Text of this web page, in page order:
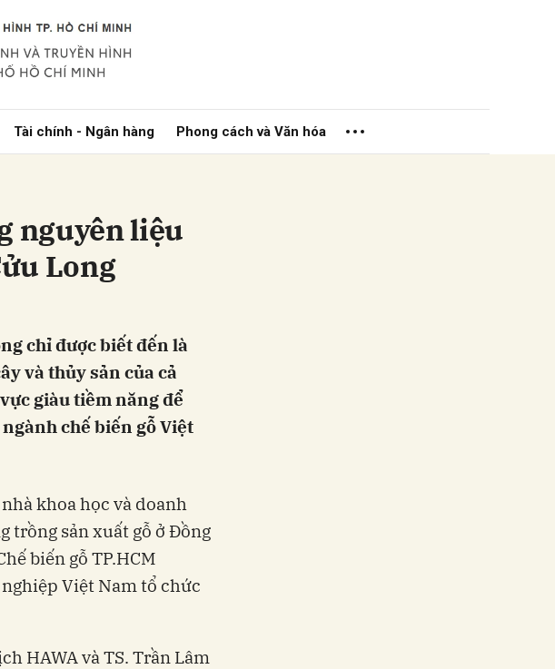
Tài chính - Ngân hàng Phong cách và Văn hóa
nguyên liệu
Long
chỉ được biết đến là
và thủy sản của cả
giàu tiềm năng để
chế biến gỗ Việt
khoa học và doanh
trồng sản xuất gỗ ở Đồng
biến gỗ TP.HCM
Việt Nam tổ chức
HAWA và TS. Trần Lâm